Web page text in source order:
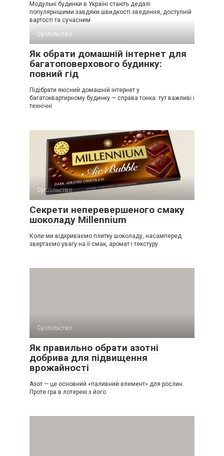
Модульні будинки в Україні стають дедалі
популярнішими завдяки швидкості зведення, доступній
вартості та сучасним
Суспільство
Як обрати домашній інтернет для
багатоповерхового будинку:
повний гід
Підібрати якісний домашній інтернет у
багатоквартирному будинку — справа тонка: тут важливі і
технічні
Суспільство
Секрети неперевершеного смаку
шоколаду Millennium
Коли ми відкриваємо плитку шоколаду, насамперед
звертаємо увагу на її смак, аромат і текстуру.
Суспільство
Як правильно обрати азотні
добрива для підвищення
врожайності
Азот — це основний «паливний елемент» для рослин.
Проте гра в лотерею з його